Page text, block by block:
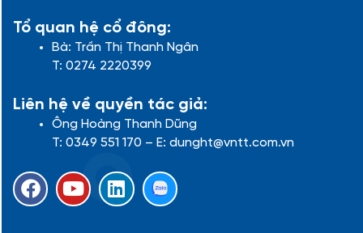
Tổ quan hệ cổ đông:
Bà: Trần Thị Thanh Ngân
T: 0274 2220399
Liên hệ về quyền tác giả:
Ông Hoàng Thanh Dũng
T: 0349 551 170 – E: dunght@vntt.com.vn
F
a
Y
o
L
i